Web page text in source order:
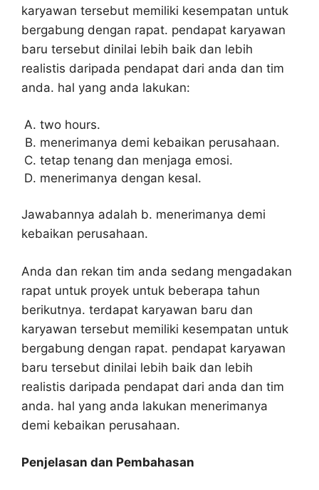
karyawan tersebut memiliki kesempatan untuk
bergabung dengan rapat. pendapat karyawan
baru tersebut dinilai lebih baik dan lebih
realistis daripada pendapat dari anda dan tim
anda. hal yang anda lakukan:
two hours.
menerimanya demi kebaikan perusahaan.
tetap tenang dan menjaga emosi.
menerimanya dengan kesal.
Jawabannya adalah b. menerimanya demi
kebaikan perusahaan.
Anda dan rekan tim anda sedang mengadakan
rapat untuk proyek untuk beberapa tahun
berikutnya. terdapat karyawan baru dan
karyawan tersebut memiliki kesempatan untuk
bergabung dengan rapat. pendapat karyawan
baru tersebut dinilai lebih baik dan lebih
realistis daripada pendapat dari anda dan tim
anda. hal yang anda lakukan menerimanya
demi kebaikan perusahaan.
Penjelasan dan Pembahasan